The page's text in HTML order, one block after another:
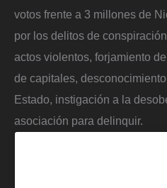
votos frente a 3 millones de
por los delitos de
actos violentos, forjamiento
de capitales,
Estado, instigación a la
asociación para delinquir.